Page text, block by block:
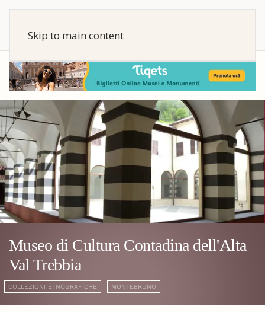
Skip to main content
Museo di Cultura Contadina dell'Alta
Val Trebbia
COLLEZIONI ETNOGRAFICHE MONTEBRUNO